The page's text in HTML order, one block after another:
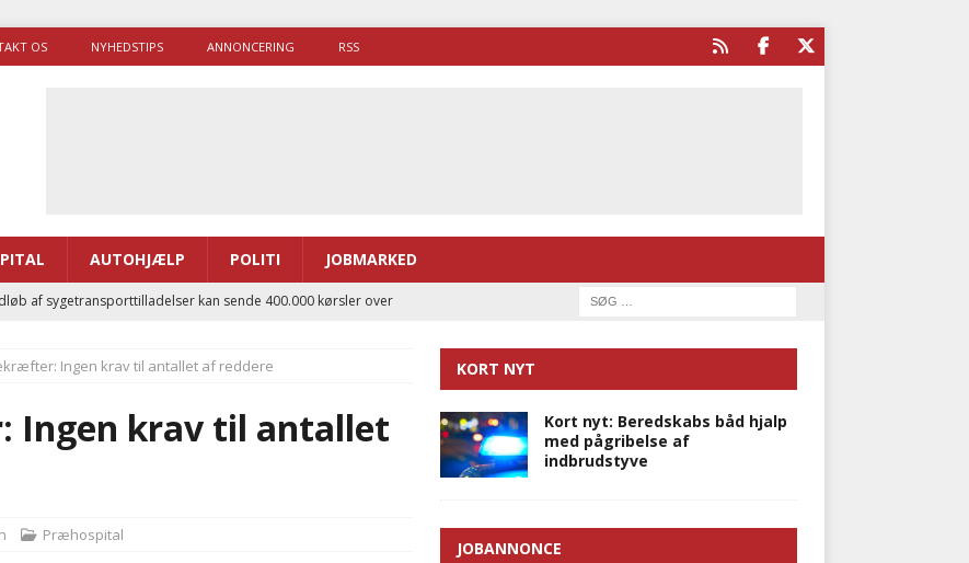
OS NYHEDSTIPS ANNONCERING RSS
AUTOHJÆLP POLITI JOBMARKED
af sygetransporttilladelser kan sende 400.000 kørsler over
og el-sygetransportvogn til Samsø
PRÆHOSPITAL
brugte lidt længere tid på at komme af sted i 2025
Ingen krav til antallet af reddere
Ingen krav til antallet
Præhospital
KORT NYT
Kort nyt: Beredskabs båd hjalp
med pågribelse af
indbrudstyve
JOBANNONCE